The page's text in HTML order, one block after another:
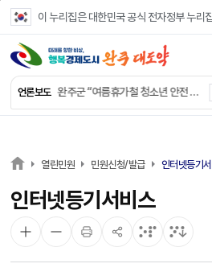
이 누리집은 대한민국 공식 전자정부 누리
언론보도
완주군, ‘수의계약 총량제’ 개편 운영
완주군 청소년, 초록우산 지원으로 치과 치료
완주군, 모바일 헬스케어 “내 건강 변화 직접 확인”
완주군 “여름휴가철 청소년 안전 지킨다”
완주 청소년, 삼성 임직원 만나 미래 진로 그린다
완주 봉동읍, 희망나눔가게·행복빨래방 만족도 조사
열린민원 민원신청/발급 인터넷등기
인터넷등기서비스